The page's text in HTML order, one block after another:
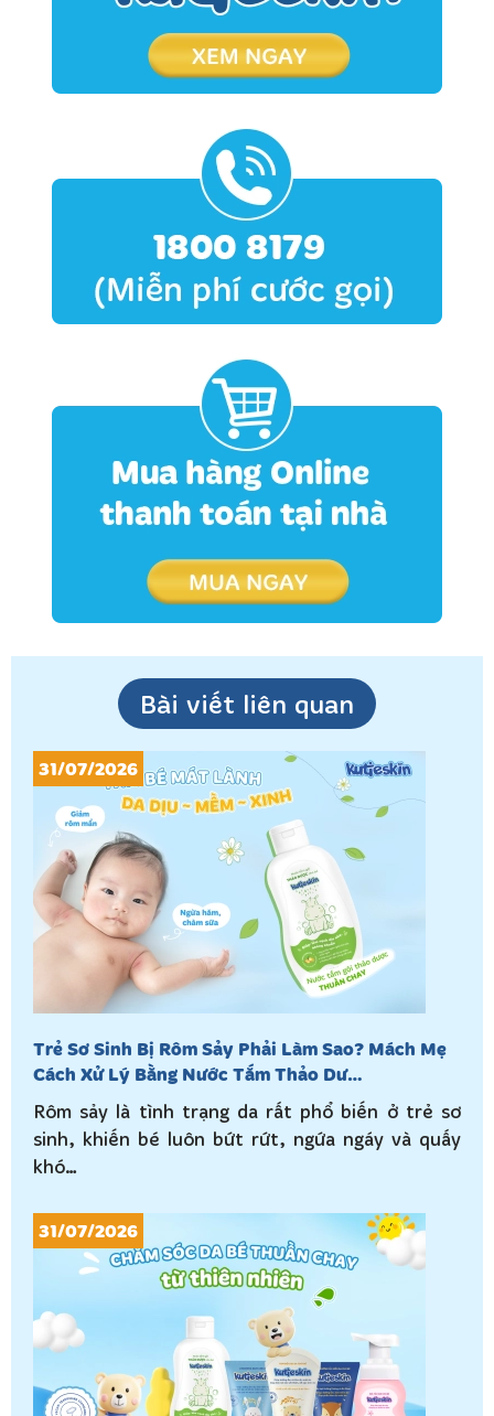
Bài viết liên quan
Trẻ Sơ Sinh Bị Rôm Sảy Phải Làm Sao? Mách Mẹ
Cách Xử Lý Bằng Nước Tắm Thảo Dư…
31/07/2026
Rôm sảy là tình trạng da rất phổ biến ở trẻ sơ
sinh, khiến bé luôn bứt rứt, ngứa ngáy và quấy
khó…
31/07/2026